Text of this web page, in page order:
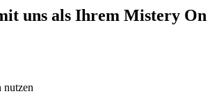
uns als Ihrem Mistery On
nutzen